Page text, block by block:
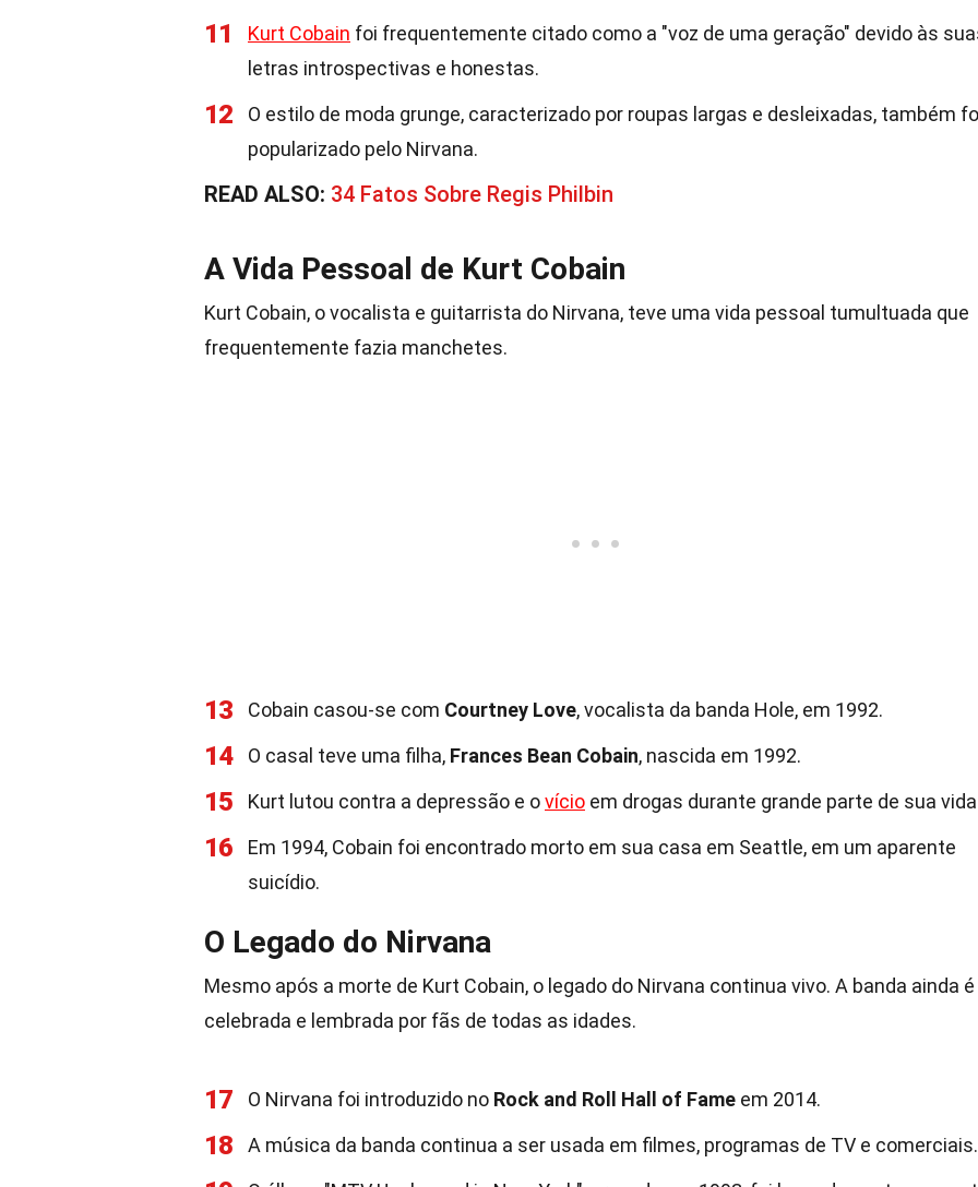
11 Kurt Cobain foi frequentemente citado como a "voz de uma geração" devido às
letras introspectivas e honestas.
12
O estilo de moda grunge, caracterizado por roupas largas e desleixadas, também
popularizado pelo Nirvana.
READ ALSO: 34 Fatos Sobre Regis Philbin
A Vida Pessoal de Kurt Cobain
Kurt Cobain, o vocalista e guitarrista do Nirvana, teve uma vida pessoal tumultuada que
frequentemente fazia manchetes.
13 Cobain casou-se com Courtney Love, vocalista da banda Hole, em 1992.
14 O casal teve uma filha, Frances Bean Cobain, nascida em 1992.
15 Kurt lutou contra a depressão e ovício em drogas durante grande parte de sua
16
Em 1994, Cobain foi encontrado morto em sua casa em Seattle, em um aparente
suicídio.
O Legado do Nirvana
Mesmo após a morte de Kurt Cobain, o legado do Nirvana continua vivo. A banda ainda é
celebrada e lembrada por fãs de todas as idades.
17 O Nirvana foi introduzido no Rock and Roll Hall of Fame em 2014.
18 A música da banda continua a ser usada em filmes, programas de TV e comerciais.